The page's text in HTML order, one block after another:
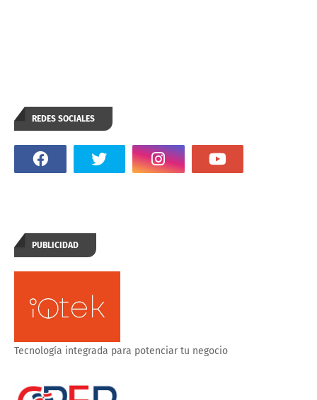
REDES SOCIALES
PUBLICIDAD
Tecnología integrada para potenciar tu negocio